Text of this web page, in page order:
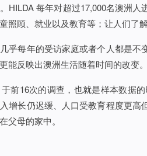
HILDA 每年对超过17,000名澳洲
照顾、就业以及教育等；让人们了
乎每年的受访家庭或者个人都是
能反映出澳洲生活随着时间的改变。
前16次的调查，也就是样本数据
增长仍迟缓、人口受教育程度更
父母的家中。